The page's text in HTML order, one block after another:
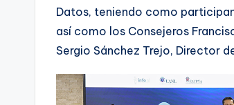
Datos, teniendo como
así como los Consejeros
Sergio Sánchez Trejo, Director